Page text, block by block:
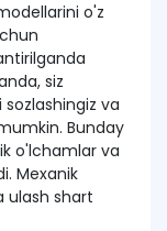
o'z
siz
va
Bunday
o'lchamlar va
Mexanik
ulash shart